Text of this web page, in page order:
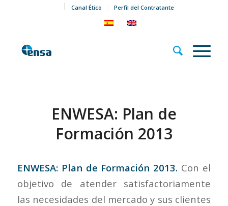
Canal Ético Perfil del Contratante
ENWESA: Plan de
Formación 2013
ENWESA: Plan de Formación 2013. Con el
objetivo de atender satisfactoriamente
las necesidades del mercado y sus clientes